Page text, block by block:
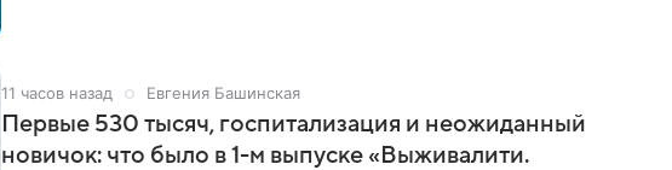
11 часов назад Евгения Башинская
Первые 530 тысяч, госпитализация и неожиданный
новичок: что было в 1-м выпуске «Выживалити.